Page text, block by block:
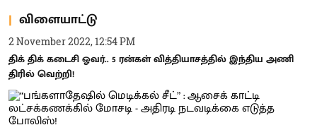
விளையாட்டு
2 November 2022, 12:54 PM
திக் திக் கடைசி ஓவர்.. 5 ரன்கள் வித்தியாசத்தில் இந்திய அணி
திரில் வெற்றி!